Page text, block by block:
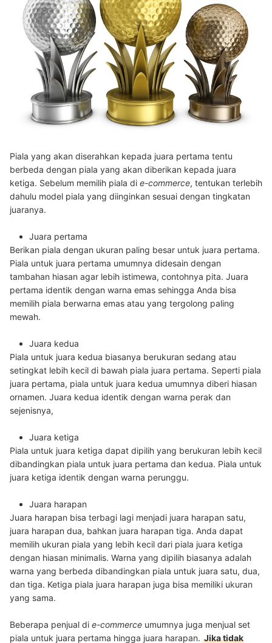
Piala yang akan diserahkan kepada juara pertama tentu
berbeda dengan piala yang akan diberikan kepada juara
ketiga. Sebelum memilih piala di e-commerce, tentukan terlebih
dahulu model piala yang diinginkan sesuai dengan tingkatan
juaranya.
Juara pertama
Berikan piala dengan ukuran paling besar untuk juara pertama.
Piala untuk juara pertama umumnya didesain dengan
tambahan hiasan agar lebih istimewa, contohnya pita. Juara
pertama identik dengan warna emas sehingga Anda bisa
memilih piala berwarna emas atau yang tergolong paling
mewah.
Juara kedua
Piala untuk juara kedua biasanya berukuran sedang atau
setingkat lebih kecil di bawah piala juara pertama. Seperti piala
juara pertama, piala untuk juara kedua umumnya diberi hiasan
ornamen. Juara kedua identik dengan warna perak dan
sejenisnya,
Juara ketiga
Piala untuk juara ketiga dapat dipilih yang berukuran lebih kecil
dibandingkan piala untuk juara pertama dan kedua. Piala untuk
juara ketiga identik dengan warna perunggu.
Juara harapan
Juara harapan bisa terbagi lagi menjadi juara harapan satu,
juara harapan dua, bahkan juara harapan tiga. Anda dapat
memilih ukuran piala yang lebih kecil dari piala juara ketiga
dengan hiasan minimalis. Warna yang dipilih biasanya adalah
warna yang berbeda dibandingkan piala untuk juara satu, dua,
dan tiga. Ketiga piala juara harapan juga bisa memiliki ukuran
yang sama.
Beberapa penjual di e-commerce umumnya juga menjual set
piala untuk juara pertama hingga juara harapan. Jika tidak